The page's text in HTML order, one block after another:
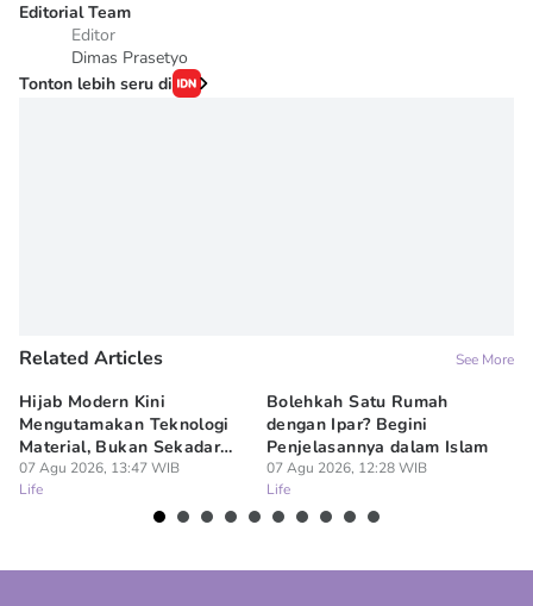
Editorial Team
Editor
Dimas Prasetyo
Tonton lebih seru di
Related Articles See More
Hijab Modern Kini
Mengutamakan Teknologi
Material, Bukan Sekadar
Model
07 Agu 2026, 13:47 WIB
Life
Bolehkah Satu Rumah
dengan Ipar? Begini
Penjelasannya dalam Islam
07 Agu 2026, 12:28 WIB
Life